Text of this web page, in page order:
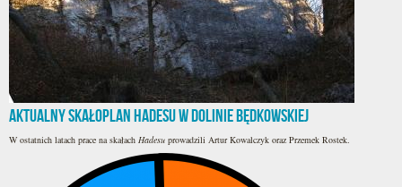
Aktualny skałoplan Hadesu w Dolinie Będkowskiej
W ostatnich latach prace na skałach Hadesu prowadzili Artur Kowalczyk oraz Przemek Rostek.